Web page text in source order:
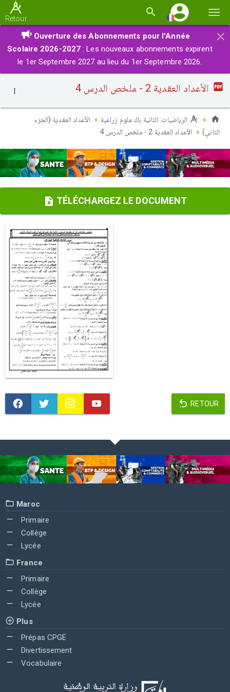
la
Retour
×
Ouverture des Abonnements pour l'Année
Scolaire 2026-2027 : Les nouveaux abonnements expirent
le 1er Septembre 2027 au lieu du 1er Septembre 2026.
الأعداد العقدية 2 - ملخص الدرس 4
الرياضيات: الثانية باك علوم زراعية
الأعداد العقدية (الجزء
الثاني)
الأعداد العقدية 2 - ملخص الدرس 4
TÉLÉCHARGEZ LE DOCUMENT
RETOUR
Maroc
Primaire
Collège
Lycée
France
Primaire
Collège
Lycée
Plus
Prépas CPGE
Divertissement
Vocabulaire